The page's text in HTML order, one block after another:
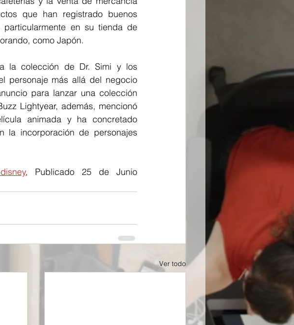
que han registrado buenos
en su tienda de
como Japón.
la colección de Dr. Simi y los
personaje más allá del negocio
para lanzar una colección
Lightyear, además, mencionó
animada y ha concretado
la incorporación de personajes
, Publicado 25 de Junio
Ver todo